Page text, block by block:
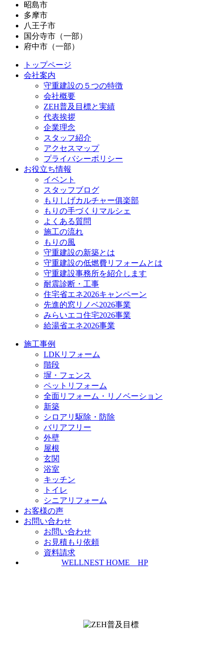
昭島市
多摩市
八王子市
国分寺市（一部）
府中市（一部）
トップページ
会社案内
守重建設の５つの特徴
会社概要
ZEH普及目標と実績
代表挨拶
企業理念
スタッフ紹介
アクセスマップ
プライバシーポリシー
お役立ち情報
イベント
スタッフブログ
もりしげカルチャー俱楽部
もりの手づくりマルシェ
よくある質問
施工の流れ
もりの風
守重建設の新築とは
守重建設の低燃費リフォームとは
守重建設事務所を紹介します
耐震診断・工事
住宅省エネ2026キャンペーン
先進的窓リノベ2026事業
みらいエコ住宅2026事業
給湯省エネ2026事業
施工事例
LDKリフォーム
階段
塀・フェンス
ペットリフォーム
全面リフォーム・リノベーション
新築
シロアリ駆除・防除
バリアフリー
外壁
屋根
玄関
浴室
キッチン
トイレ
シニアリフォーム
お客様の声
お問い合わせ
お問い合わせ
お見積もり依頼
資料請求
WELLNEST HOME HP